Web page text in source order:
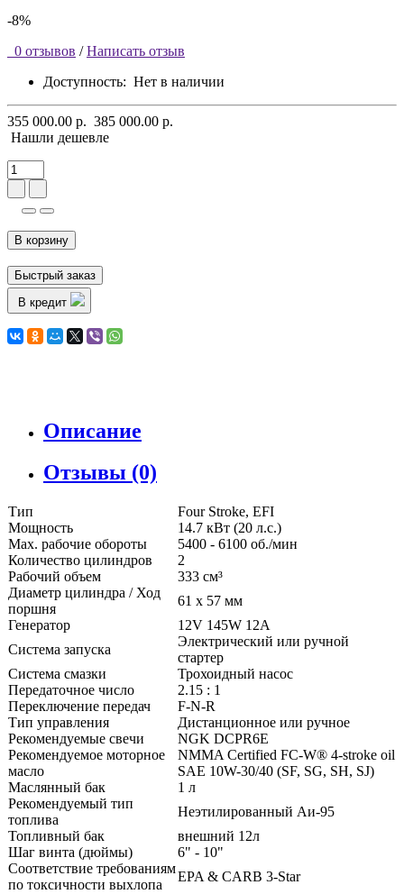
-8%
0 отзывов / Написать отзыв
Доступность: Нет в наличии
355 000.00 р. 385 000.00 р.
Нашли дешевле
В корзину
Быстрый заказ
В кредит
Описание
Отзывы (0)
Тип
Four Stroke, EFI
Мощность
14.7 кВт (20 л.с.)
Мах. рабочие обороты
5400 - 6100 об./мин
Количество цилиндров
2
Рабочий объем
333 см³
Диаметр цилиндра / Ход
поршня
61 x 57 мм
Генератор
12V 145W 12A
Система запуска
Электрический или ручной
стартер
Система смазки
Трохоидный насос
Передаточное число
2.15 : 1
Переключение передач
F-N-R
Тип управления
Дистанционное или ручное
Рекомендуемые свечи
NGK DCPR6E
Рекомендуемое моторное
масло
NMMA Certified FC-W® 4-stroke oil
SAE 10W-30/40 (SF, SG, SH, SJ)
Маслянный бак
1 л
Рекомендуемый тип
топлива
Неэтилированный Аи-95
Топливный бак
внешний 12л
Шаг винта (дюймы)
6" - 10"
Соответствие требованиям
по токсичности выхлопа
EPA & CARB 3-Star